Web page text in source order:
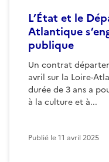
L’État et le
Atlantique
publique
Un contrat
avril sur la Loire-
durée de 3 ans a
à la culture et à...
Publié le11 avril 2025